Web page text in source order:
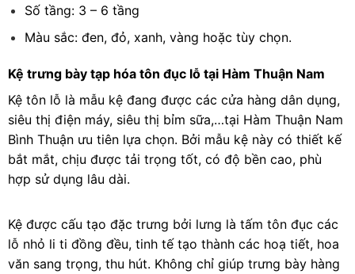
Số tầng: 3 – 6 tầng
Màu sắc: đen, đỏ, xanh, vàng hoặc tùy chọn.
Kệ trưng bày tạp hóa tôn đục lỗ tại Hàm Thuận Nam
Kệ tôn lỗ là mẫu kệ đang được các cửa hàng dân dụng,
siêu thị điện máy, siêu thị bỉm sữa,…tại Hàm Thuận Nam
Bình Thuận ưu tiên lựa chọn. Bởi mẫu kệ này có thiết kế
bắt mắt, chịu được tải trọng tốt, có độ bền cao, phù
hợp sử dụng lâu dài.
Kệ được cấu tạo đặc trưng bởi lưng là tấm tôn đục các
lỗ nhỏ li ti đồng đều, tinh tế tạo thành các hoạ tiết, hoa
văn sang trọng, thu hút. Không chỉ giúp trưng bày hàng